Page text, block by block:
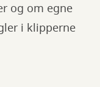
og om egne
i klipperne